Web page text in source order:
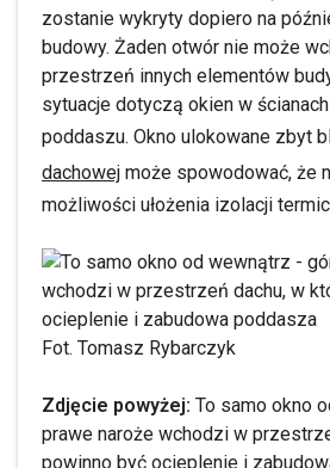
zostanie wykryty dopiero na
budowy. Żaden otwór nie może
przestrzeń innych elementów
sytuacje dotyczą okien w
poddaszu. Okno ulokowane zbyt
dachowej może spowodować, że
możliwości ułożenia izolacji
Fot. Tomasz Rybarczyk
Zdjęcie powyżej: To samo okno
prawe naroże wchodzi w
powinno być ocieplenie i